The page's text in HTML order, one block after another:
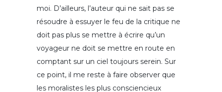
moi. D’ailleurs, l’auteur qui ne sait pas se
résoudre à essuyer le feu de la critique ne
doit pas plus se mettre à écrire qu’un
voyageur ne doit se mettre en route en
comptant sur un ciel toujours serein. Sur
ce point, il me reste à faire observer que
les moralistes les plus consciencieux